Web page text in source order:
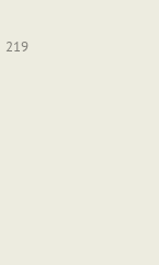
219